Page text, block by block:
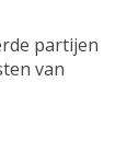
partijen
van